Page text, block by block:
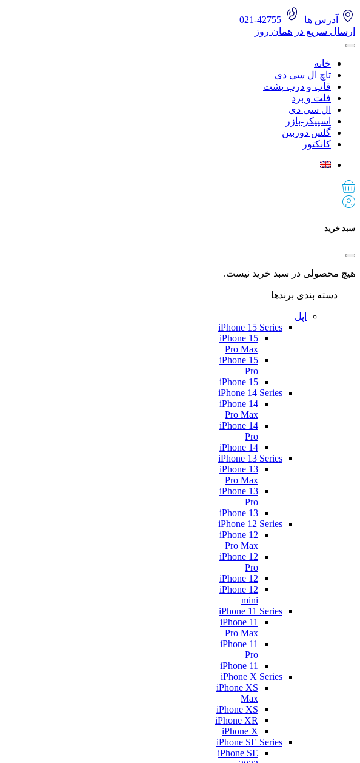
آدرس ها
ارسال سریع در همان روز
خانه
تاچ ال سی دی
قاب و درب پشت
فلت و برد
ال سی دی
اسپیکر-بازر
گلس دوربین
کانکتور
سبد خرید
هیچ محصولی در سبد خرید نیست.
دسته بندی برندها
اپل
iPhone 15 Series
iPhone 15
Pro Max
iPhone 15
Pro
iPhone 15
iPhone 14 Series
iPhone 14
Pro Max
iPhone 14
Pro
iPhone 14
iPhone 13 Series
iPhone 13
Pro Max
iPhone 13
Pro
iPhone 13
iPhone 12 Series
iPhone 12
Pro Max
iPhone 12
Pro
iPhone 12
iPhone 12
mini
iPhone 11 Series
iPhone 11
Pro Max
iPhone 11
Pro
iPhone 11
iPhone X Series
iPhone XS
Max
iPhone XS
iPhone XR
iPhone X
iPhone SE Series
iPhone SE